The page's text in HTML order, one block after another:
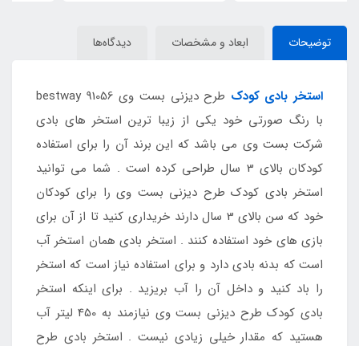
توضیحات ابعاد و مشخصات دیدگاه‌ها
استخر بادی کودک
طرح دیزنی بست وی bestway 91056
با رنگ صورتی خود یکی از زیبا ترین استخر های بادی
شرکت بست وی می باشد که این برند آن را برای استفاده
کودکان بالای 3 سال طراحی کرده است . شما می توانید
استخر بادی کودک طرح دیزنی بست وی را برای کودکان
خود که سن بالای 3 سال دارند خریداری کنید تا از آن برای
بازی های خود استفاده کنند . استخر بادی همان استخر آب
است که بدنه بادی دارد و برای استفاده نیاز است که استخر
را باد کنید و داخل آن را آب بریزید . برای اینکه استخر
بادی کودک طرح دیزنی بست وی نیازمند به 450 لیتر آب
هستید که مقدار خیلی زیادی نیست . استخر بادی طرح